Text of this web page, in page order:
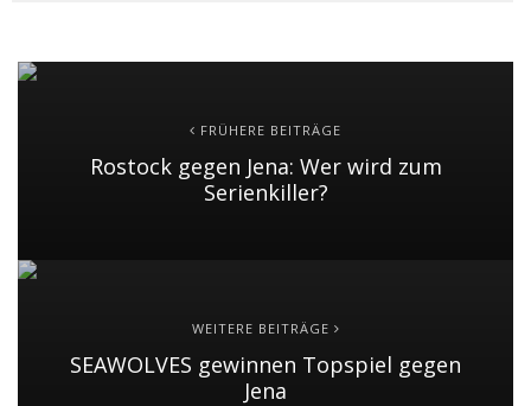
FRÜHERE BEITRÄGE
Rostock gegen Jena: Wer wird zum
Serienkiller?
WEITERE BEITRÄGE
SEAWOLVES gewinnen Topspiel gegen
Jena